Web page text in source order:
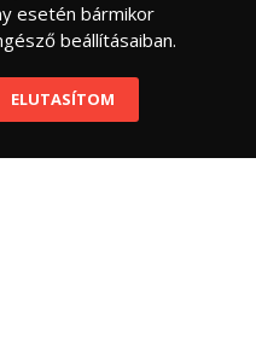
esetén bármikor
beállításaiban.
ELUTASÍTOM